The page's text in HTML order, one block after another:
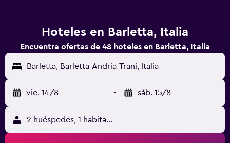
Hoteles en Barletta, Italia
Encuentra ofertas de 48 hoteles en Barletta, Italia
Barletta, Barletta-Andria-Trani, Italia
vie. 14/8 - sáb. 15/8
2 huéspedes, 1 habitación